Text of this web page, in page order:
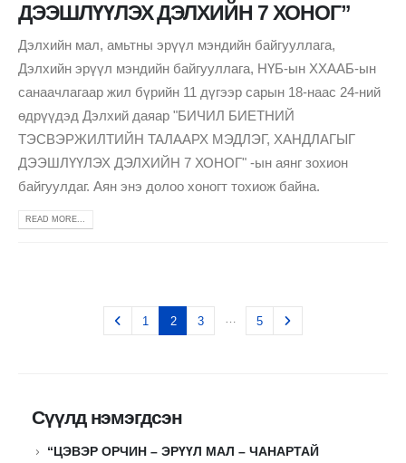
ДЭЭШЛҮҮЛЭХ ДЭЛХИЙН 7 ХОНОГ”
Дэлхийн мал, амьтны эрүүл мэндийн байгууллага,
Дэлхийн эрүүл мэндийн байгууллага, НҮБ-ын ХХААБ-ын
санаачлагаар жил бүрийн 11 дүгээр сарын 18-наас 24-ний
өдрүүдэд Дэлхий даяар "БИЧИЛ БИЕТНИЙ
ТЭСВЭРЖИЛТИЙН ТАЛААРХ МЭДЛЭГ, ХАНДЛАГЫГ
ДЭЭШЛҮҮЛЭХ ДЭЛХИЙН 7 ХОНОГ" -ын аянг зохион
байгуулдаг. Аян энэ долоо хоногт тохиож байна.
READ MORE...
1 2 3 5
Сүүлд нэмэгдсэн
“ЦЭВЭР ОРЧИН – ЭРҮҮЛ МАЛ – ЧАНАРТАЙ